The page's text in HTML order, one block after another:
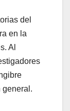
del
en la
Al
general.